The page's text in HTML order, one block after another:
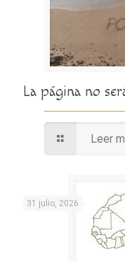
La página no
Leer
31 julio, 2026